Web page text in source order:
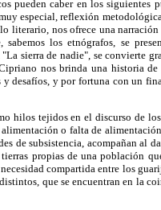
pueden caber en los siguientes
especial, reflexión
literario, nos ofrece una
sabemos los etnógrafos, se
sierra de nadie", se convierte
nos brinda una historia
desafíos, y por fortuna con un
hilos tejidos en el discurso de
o falta de
de subsistencia, acompañan al
propias de una población
compartida entre los
que se encuentran en la